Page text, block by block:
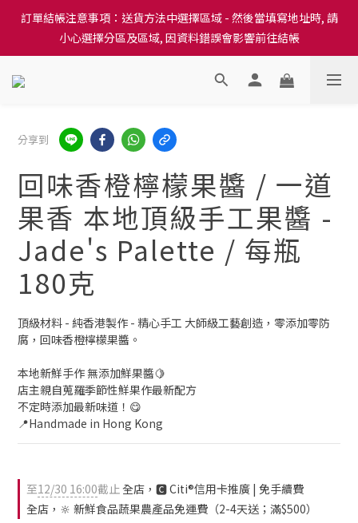
訂單結帳注意事項：送貨方法中選擇區域 - 然後當填寫地址時, 請
小心選擇分區及區域, 因資料錯誤會影響前往結帳
訂單結帳注意事項：送貨方法中選擇區域 - 然後當填寫地址時, 請
小心選擇分區及區域, 因資料錯誤會影響前往結帳
隆重推出本地培育田香雞、金棠雞、粵皇鷄及平原雞等，想食靚雞
訂單結帳注意事項：送貨方法中選擇區域 - 然後當填寫地址時, 請
小心選擇分區及區域, 因資料錯誤會影響前往結帳
分享到
回味香橙檸檬果醬 / 一道
果香 本地頂級手工果醬 -
Jade's Palette / 每瓶
180克
頂級材料 - 純香港製作 - 精心手工 大師級工藝創造，零添加零防
腐，回味香橙檸檬果醬。
本地新鮮手作 無添加鮮果醬🍋
店主親自蒐羅季節性鮮果作最新配方
不定時添加最新味道！😋
📍Handmade in Hong Kong
至12/30 16:00截止全店，🅲 Citi®信用卡推廣 | 免手續費
全店，🔆 新鮮食品蔬果農產品免運費（2-4天送；滿$500）